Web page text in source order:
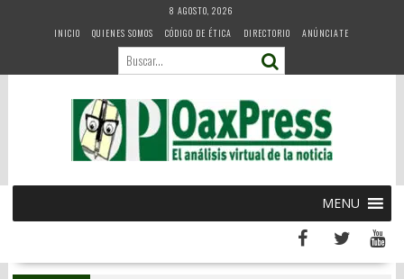
8 AGOSTO, 2026
INICIO
QUIENES SOMOS CÓDIGO DE ÉTICA DIRECTORIO ANÚNCIATE
MENU